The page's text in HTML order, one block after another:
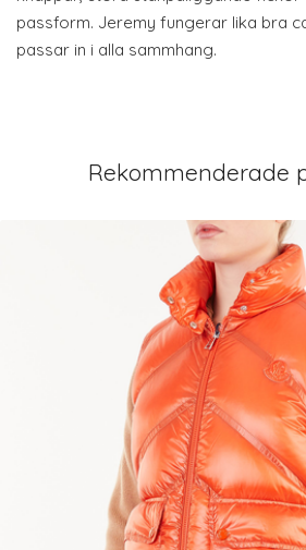
passform. Jeremy fungerar lika bra
passar in i alla sammhang.
Rekommenderade